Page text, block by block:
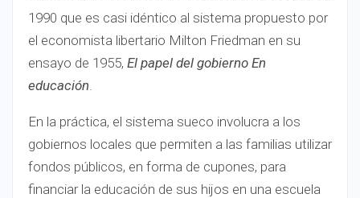
1990 que es casi idéntico al sistema propuesto por
el economista libertario Milton Friedman en su
ensayo de 1955, El papel del gobierno En
educación.
En la práctica, el sistema sueco involucra a los
gobiernos locales que permiten a las familias utilizar
fondos públicos, en forma de cupones, para
financiar la educación de sus hijos en una escuela